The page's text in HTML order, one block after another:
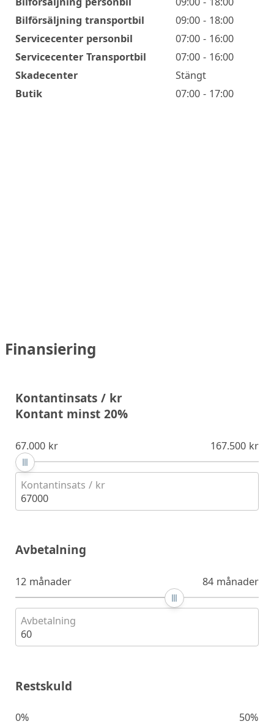
Bilförsäljning transportbil
09:00 - 18:00
Servicecenter personbil
07:00 - 16:00
Servicecenter Transportbil
07:00 - 16:00
Skadecenter
Stängt
Butik
07:00 - 17:00
Finansiering
Kontantinsats / kr
Kontant minst 20%
67.000 kr 167.500 kr
Kontantinsats / kr
67000
Avbetalning
12 månader 84 månader
Avbetalning
60
Restskuld
0% 50%